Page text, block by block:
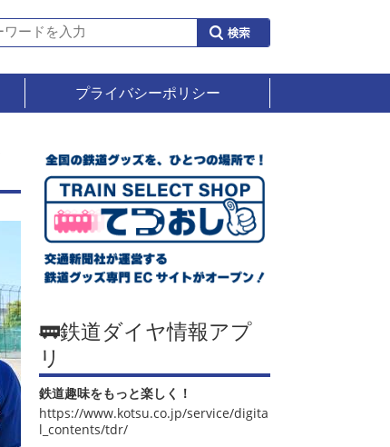
プライバシーポリシー
🚃鉄道ダイヤ情報アプ
リ
鉄道趣味をもっと楽しく！
https://www.kotsu.co.jp/service/digita
l_contents/tdr/